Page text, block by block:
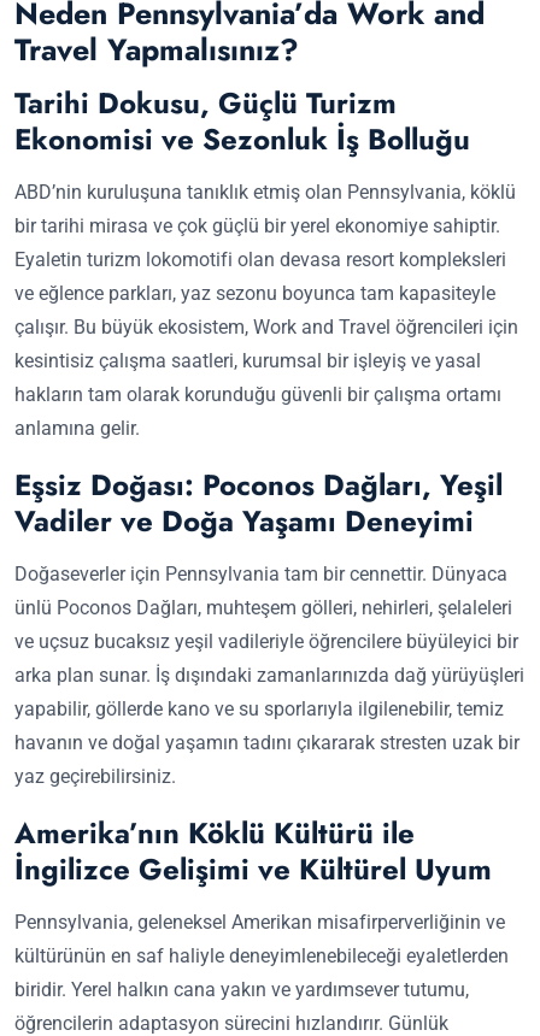
Neden Pennsylvania’da Work and
Travel Yapmalısınız?
Tarihi Dokusu, Güçlü Turizm
Ekonomisi ve Sezonluk İş Bolluğu
ABD’nin kuruluşuna tanıklık etmiş olan Pennsylvania, köklü
bir tarihi mirasa ve çok güçlü bir yerel ekonomiye sahiptir.
Eyaletin turizm lokomotifi olan devasa resort kompleksleri
ve eğlence parkları, yaz sezonu boyunca tam kapasiteyle
çalışır. Bu büyük ekosistem, Work and Travel öğrencileri için
kesintisiz çalışma saatleri, kurumsal bir işleyiş ve yasal
hakların tam olarak korunduğu güvenli bir çalışma ortamı
anlamına gelir.
Eşsiz Doğası: Poconos Dağları, Yeşil
Vadiler ve Doğa Yaşamı Deneyimi
Doğaseverler için Pennsylvania tam bir cennettir. Dünyaca
ünlü Poconos Dağları, muhteşem gölleri, nehirleri, şelaleleri
ve uçsuz bucaksız yeşil vadileriyle öğrencilere büyüleyici bir
arka plan sunar. İş dışındaki zamanlarınızda dağ yürüyüşleri
yapabilir, göllerde kano ve su sporlarıyla ilgilenebilir, temiz
havanın ve doğal yaşamın tadını çıkararak stresten uzak bir
yaz geçirebilirsiniz.
Amerika’nın Köklü Kültürü ile
İngilizce Gelişimi ve Kültürel Uyum
Pennsylvania, geleneksel Amerikan misafirperverliğinin ve
kültürünün en saf haliyle deneyimlenebileceği eyaletlerden
biridir. Yerel halkın cana yakın ve yardımsever tutumu,
öğrencilerin adaptasyon sürecini hızlandırır. Günlük